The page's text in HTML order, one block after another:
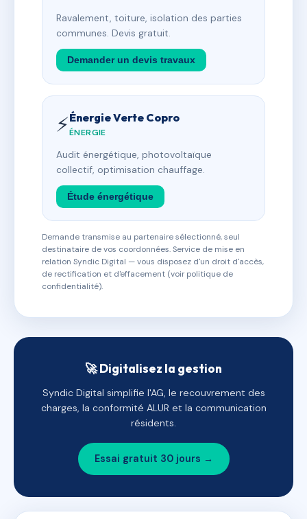
Ravalement, toiture, isolation des parties
communes. Devis gratuit.
Demander un devis travaux
⚡Énergie Verte Copro
ÉNERGIE
Audit énergétique, photovoltaïque
collectif, optimisation chauffage.
Étude énergétique
Demande transmise au partenaire sélectionné, seul
destinataire de vos coordonnées. Service de mise en
relation Syndic Digital — vous disposez d'un droit d'accès,
de rectification et d'effacement (voir politique de
confidentialité).
🚀 Digitalisez la gestion
Syndic Digital simplifie l'AG, le recouvrement des
charges, la conformité ALUR et la communication
résidents.
Essai gratuit 30 jours →